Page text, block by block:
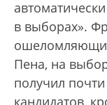
в выборах».
Пена, на
получил